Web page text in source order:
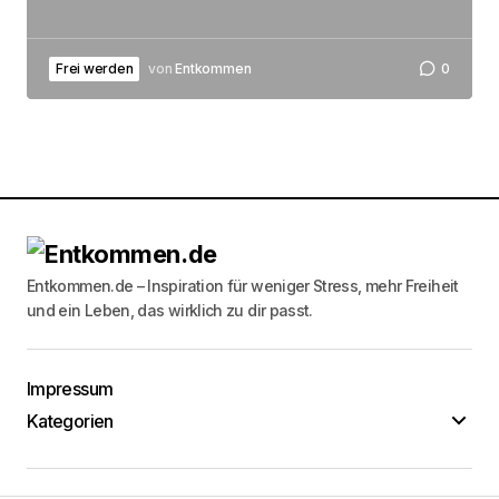
Frei werden von Entkommen 0
Entkommen.de – Inspiration für weniger Stress, mehr Freiheit
und ein Leben, das wirklich zu dir passt.
Impressum
Kategorien